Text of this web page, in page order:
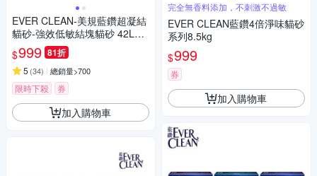
EVER CLEAN-美規藍鑽超凝結
貓砂-強效低敏結塊貓砂 42LB
(19kg)=綠標★
$999 81折
5 (34) 總銷量>700
限時下殺 券
加入購物車
完全無香料添加，不刺激不過敏
EVER CLEAN藍鑽4倍淨味貓砂
系列8.5kg
$999
券
加入購物車